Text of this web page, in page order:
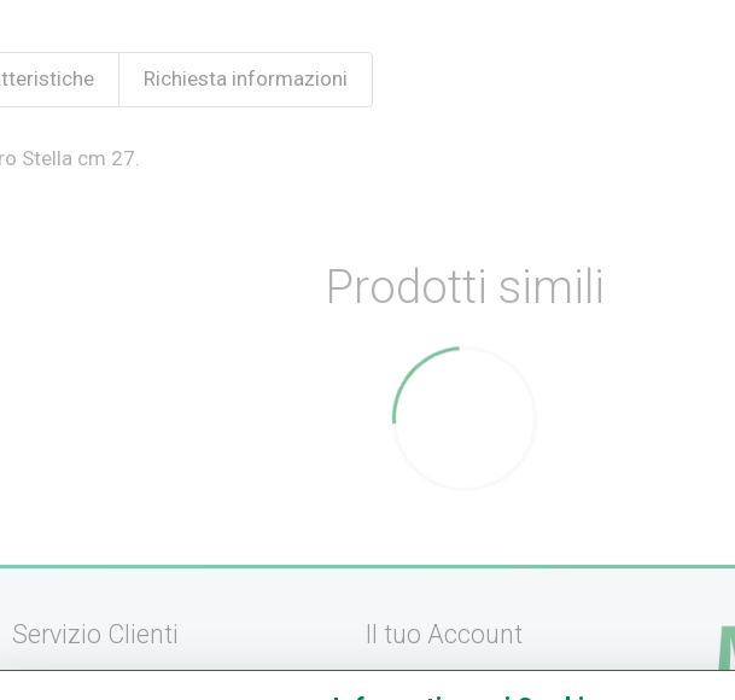
Richiesta informazioni
Stella cm 27.
Prodotti simili
Servizio Clienti Il tuo Account
Registrati